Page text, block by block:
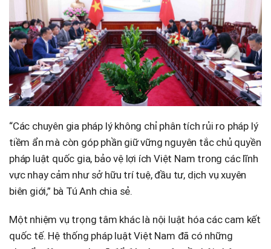
“Các chuyên gia pháp lý không chỉ phân tích rủi ro pháp lý
tiềm ẩn mà còn góp phần giữ vững nguyên tắc chủ quyền
pháp luật quốc gia, bảo vệ lợi ích Việt Nam trong các lĩnh
vực nhạy cảm như sở hữu trí tuệ, đầu tư, dịch vụ xuyên
biên giới,” bà Tú Anh chia sẻ.
Một nhiệm vụ trọng tâm khác là nội luật hóa các cam kết
quốc tế. Hệ thống pháp luật Việt Nam đã có những